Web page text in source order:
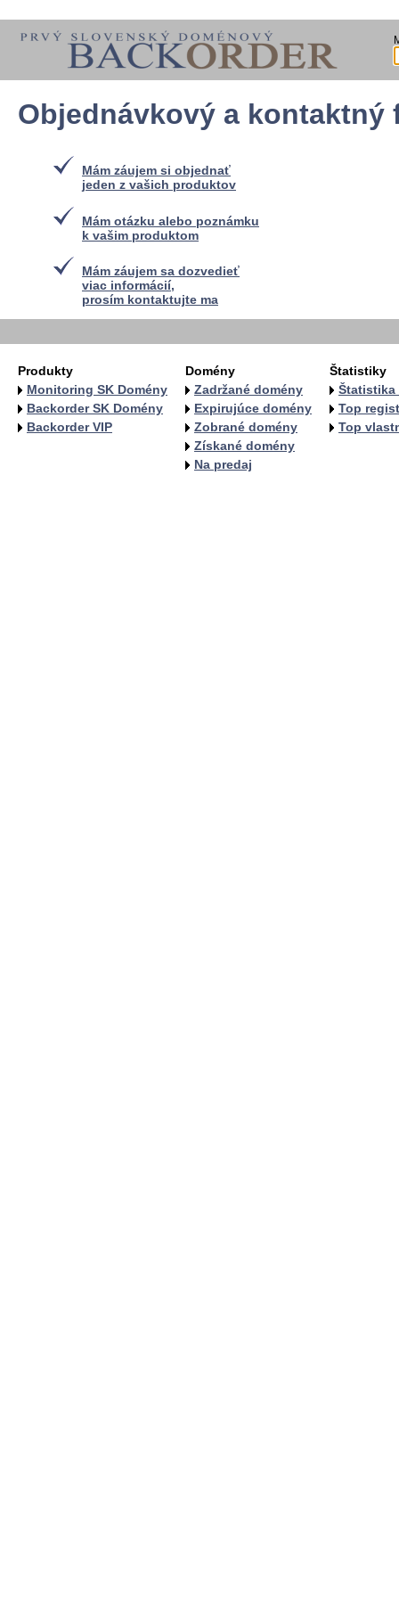
Objednávkový a kontaktný
Mám záujem si objednať
jeden z vašich produktov
Mám otázku alebo poznámku
k vašim produktom
Mám záujem sa dozvedieť
viac informácií,
prosím kontaktujte ma
Produkty
Monitoring SK Domény
Backorder SK Domény
Backorder VIP
Domény
Zadržané domény
Expirujúce domény
Zobrané domény
Získané domény
Na predaj
Štatistiky
Štatistika
Top
Top